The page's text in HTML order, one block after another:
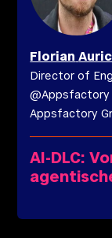
Florian
Director of
@Appsfactory
Appsfactory
AI-DLC: